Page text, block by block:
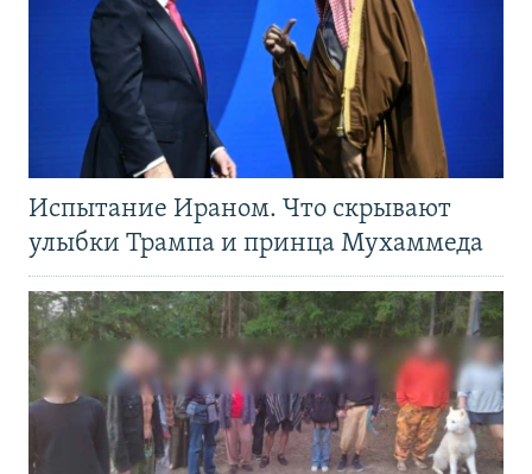
Испытание Ираном. Что скрывают
улыбки Трампа и принца Мухаммеда